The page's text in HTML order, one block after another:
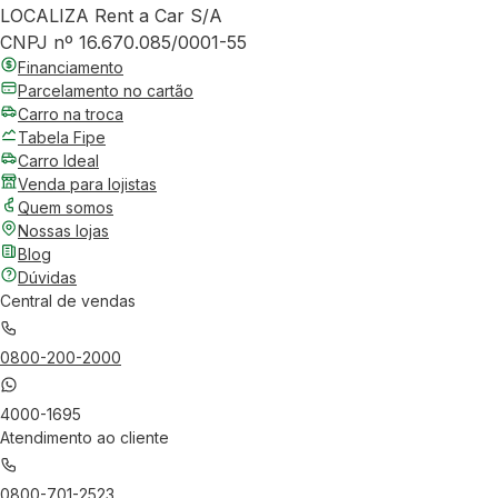
LOCALIZA Rent a Car S/A
CNPJ nº 16.670.085/0001-55
Financiamento
Parcelamento no cartão
Carro na troca
Tabela Fipe
Carro Ideal
Venda para lojistas
Quem somos
Nossas lojas
Blog
Dúvidas
Central de vendas
0800-200-2000
4000-1695
Atendimento ao cliente
0800-701-2523